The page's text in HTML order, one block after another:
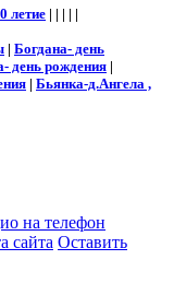
летие | | | | |
| Богдана- день
день рождения |
| Бьянка-д.Ангела ,
сайта Оставить